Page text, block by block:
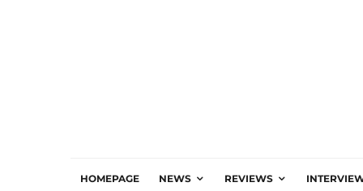
HOMEPAGE NEWS REVIEWS